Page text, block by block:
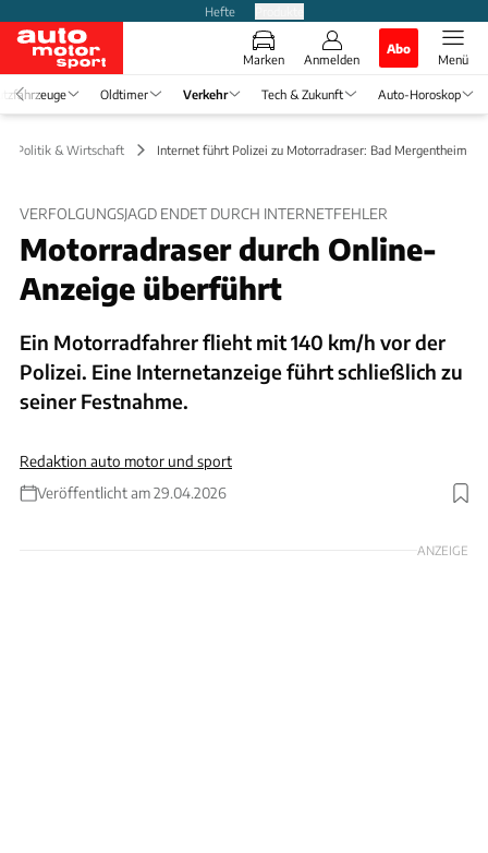
Hefte
Marken Anmelden
Abo
Menü
Oldtimer Verkehr Tech & Zukunft Auto-Horoskop
Politik & Wirtschaft Internet führt Polizei zu Motorradraser: Bad Mergentheim-
VERFOLGUNGSJAGD ENDET DURCH INTERNETFEHLER
Motorradraser durch Online-
Anzeige überführt
Ein Motorradfahrer flieht mit 140 km/h vor der
Polizei. Eine Internetanzeige führt schließlich zu
seiner Festnahme.
Redaktion auto motor und sport
Veröffentlicht am 29.04.2026
Foto: Polizeipräsidium Heilbronn
ANZEIGE